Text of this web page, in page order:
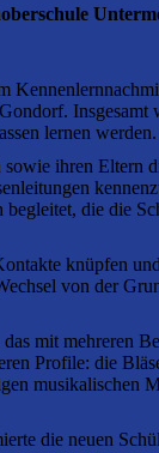
Insgesamt
lernen werden.
ihren Eltern
die die
knüpfen
von der
mit mehreren
Profile: die
musikalischen
die neuen